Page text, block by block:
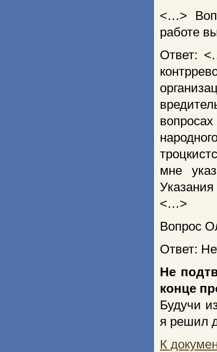
<…>
работе
Ответ:
вопросах
мне
<…>
Вопрос
Ответ:
Не
конце
Будучи
я решил
К